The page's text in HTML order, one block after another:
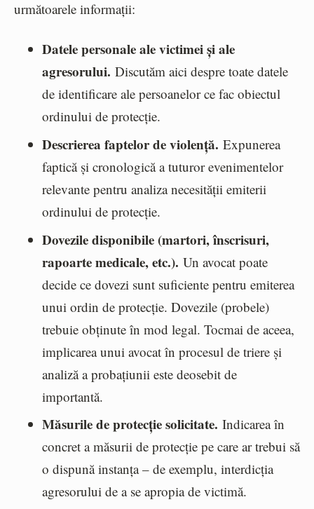
următoarele informații:
Datele personale ale victimei și ale
agresorului. Discutăm aici despre toate datele
de identificare ale persoanelor ce fac obiectul
ordinului de protecție.
Descrierea faptelor de violență. Expunerea
faptică și cronologică a tuturor evenimentelor
relevante pentru analiza necesității emiterii
ordinului de protecție.
Dovezile disponibile (martori, înscrisuri,
rapoarte medicale, etc.). Un avocat poate
decide ce dovezi sunt suficiente pentru emiterea
unui ordin de protecție. Dovezile (probele)
trebuie obținute în mod legal. Tocmai de aceea,
implicarea unui avocat în procesul de triere și
analiză a probațiunii este deosebit de
importantă.
Măsurile de protecție solicitate. Indicarea în
concret a măsurii de protecție pe care ar trebui să
o dispună instanța – de exemplu, interdicția
agresorului de a se apropia de victimă.